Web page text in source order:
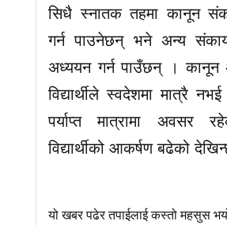
सिधै स्नातक तहमा कानून
गर्न पाउनेछन् भने अन्य
अध्ययन गर्न पाउँछन् । कानून
विद्यार्थीले स्वदेशमा मात्रै
पर्याप्त मात्रामा अवसर
विद्यार्थीको आकर्षण बढेको
यो खबर पढेर तपाईलाई कस्तो महसुस